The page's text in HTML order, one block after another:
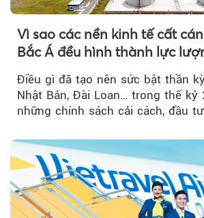
Vì sao các nền kinh tế cất
Bắc Á đều hình thành lực
Điều gì đã tạo nên sức bật thần
Nhật Bản, Đài Loan… trong thế kỷ
những chính sách cải cách, đầu